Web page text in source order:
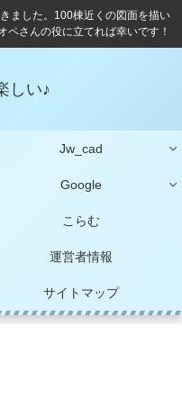
ました。100棟近くの図面を描い
さんの役に立てれば幸いです！
しい♪
Jw_cad
Google
こらむ
運営者情報
サイトマップ